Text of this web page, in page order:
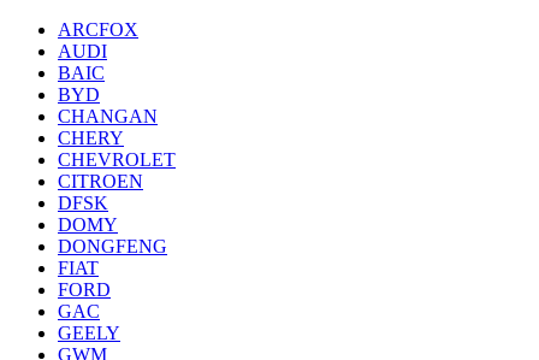
ARCFOX
AUDI
BAIC
BYD
CHANGAN
CHERY
CHEVROLET
CITROEN
DFSK
DOMY
DONGFENG
FIAT
FORD
GAC
GEELY
GWM